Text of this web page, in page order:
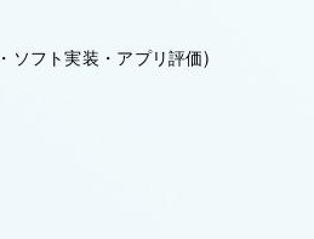
ソフト実装・アプリ評価)